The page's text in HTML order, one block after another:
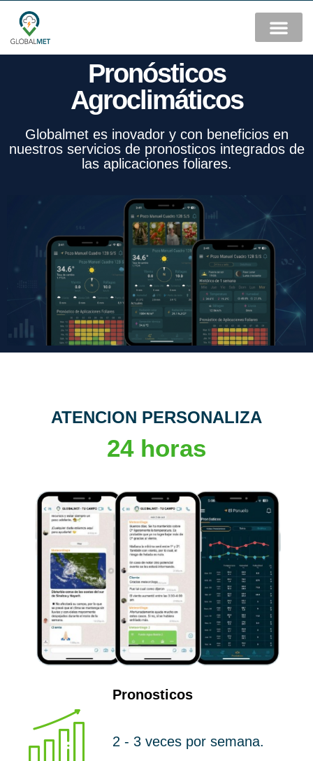
Pronósticos
Agroclimáticos
Globalmet es inovador y con beneficios en
nuestros servicios de pronosticos integrados de
las aplicaciones foliares.
ATENCION PERSONALIZA
24 horas
Pronosticos
2 - 3 veces por semana.